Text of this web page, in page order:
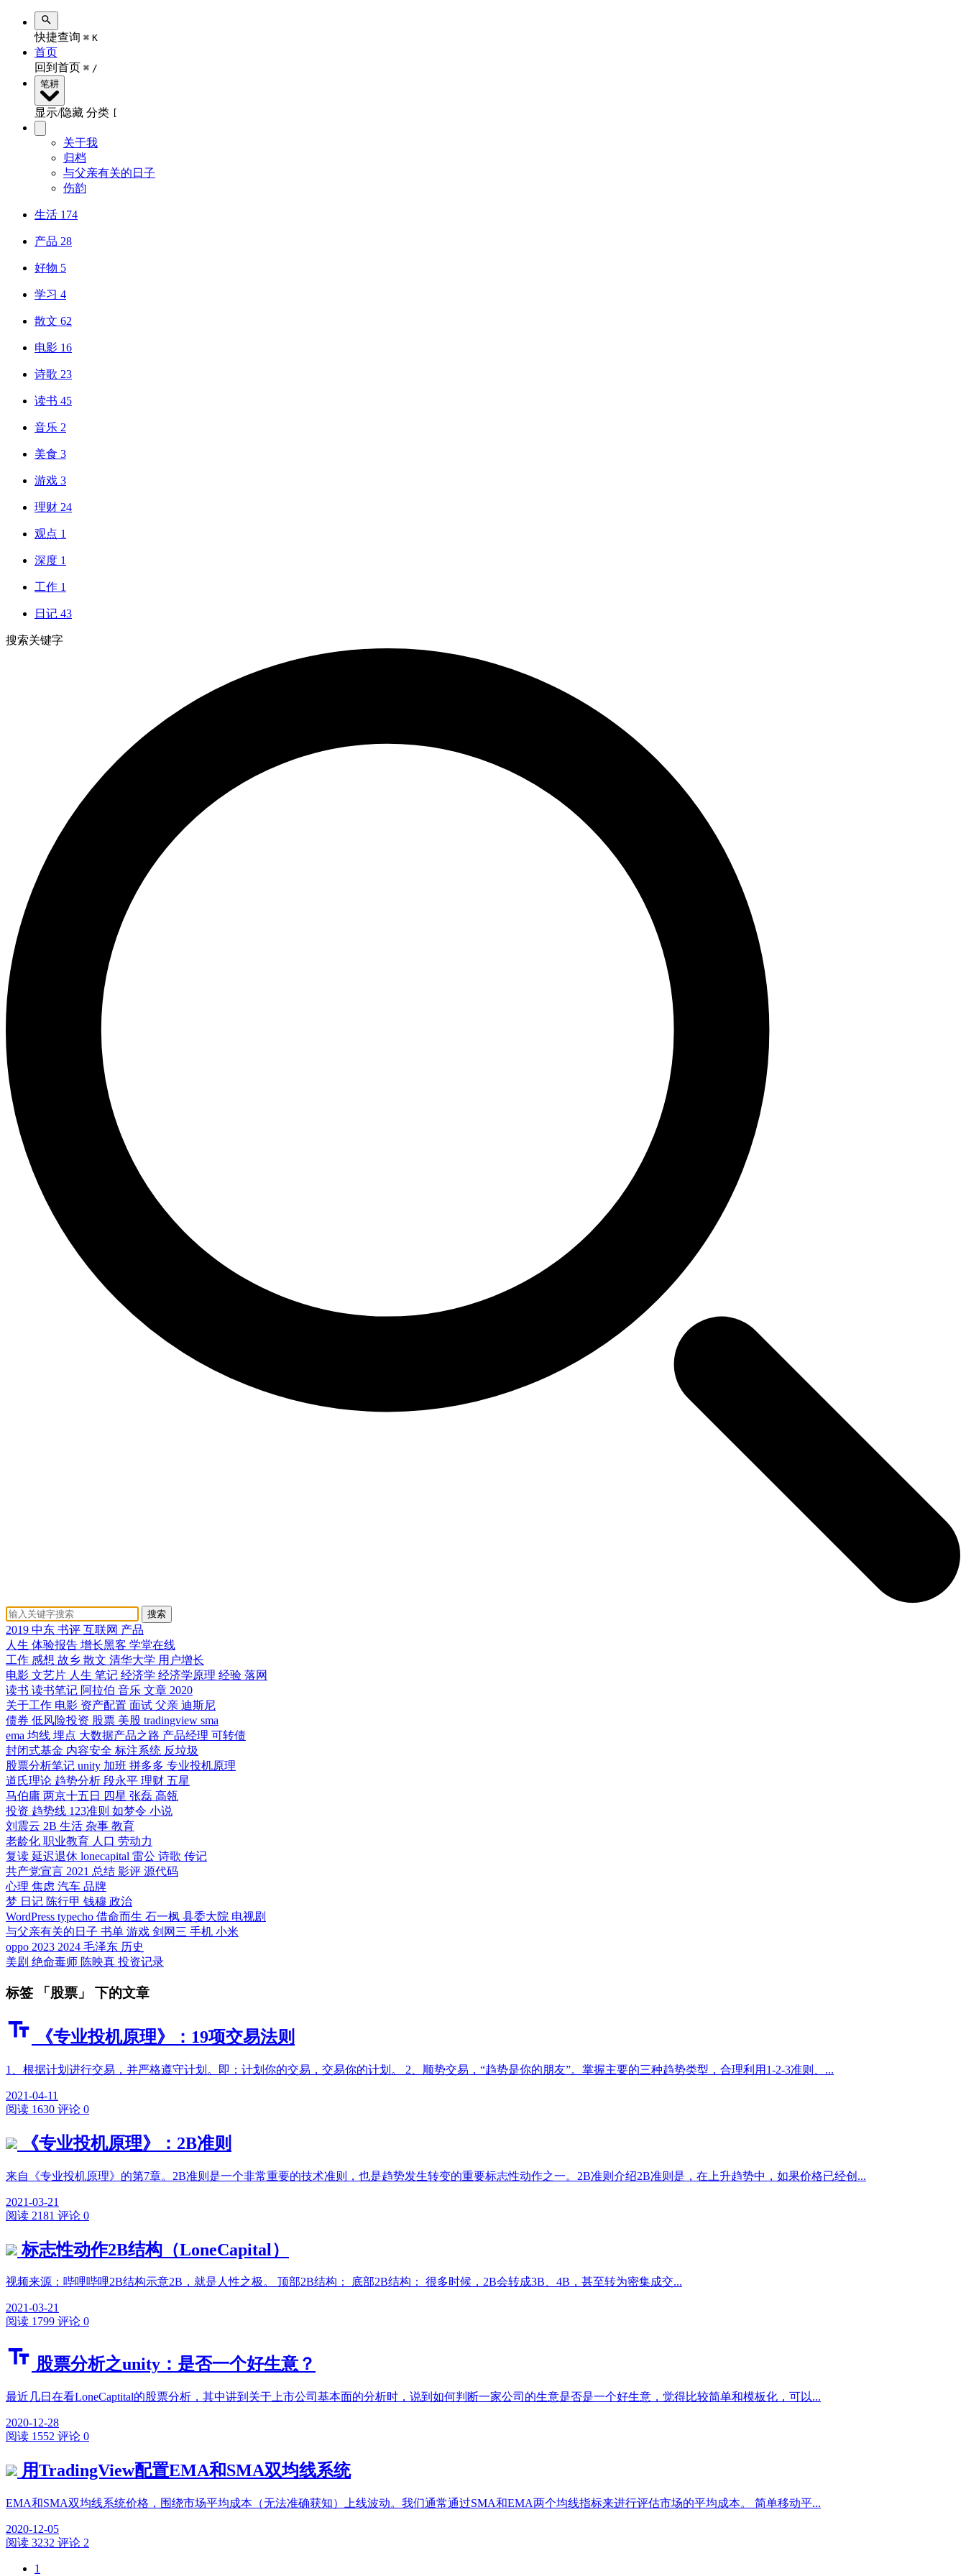
快捷查询 ⌘ K
首页
回到首页 ⌘ /
笔耕
显示/隐藏 分类
关于我
归档
与父亲有关的日子
伤韵
生活 174
产品 28
好物 5
学习 4
散文 62
电影 16
诗歌 23
读书 45
音乐 2
美食 3
游戏 3
理财 24
观点 1
深度 1
工作 1
日记 43
搜索关键字
搜索
2019 中东 书评 互联网 产品
人生 体验报告 增长黑客 学堂在线
工作 感想 故乡 散文 清华大学 用户增长
电影 文艺片 人生 笔记 经济学 经济学原理 经验 落网
读书 读书笔记 阿拉伯 音乐 文章 2020
关于工作 电影 资产配置 面试 父亲 迪斯尼
债券 低风险投资 股票 美股 tradingview sma
ema 均线 埋点 大数据产品之路 产品经理 可转债
封闭式基金 内容安全 标注系统 反垃圾
股票分析笔记 unity 加班 拼多多 专业投机原理
道氏理论 趋势分析 段永平 理财 五星
马伯庸 两京十五日 四星 张磊 高瓴
投资 趋势线 123准则 如梦令 小说
刘震云 2B 生活 杂事 教育
老龄化 职业教育 人口 劳动力
复读 延迟退休 lonecapital 雷公 诗歌 传记
共产党宣言 2021 总结 影评 源代码
心理 焦虑 汽车 品牌
梦 日记 陈行甲 钱穆 政治
WordPress typecho 借命而生 石一枫 县委大院 电视剧
与父亲有关的日子 书单 游戏 剑网三 手机 小米
oppo 2023 2024 毛泽东 历史
美剧 绝命毒师 陈映真 投资记录
标签 「股票」 下的文章
《专业投机原理》：19项交易法则
1、根据计划进行交易，并严格遵守计划。即：计划你的交易，交易你的计划。 2、顺势交易，“趋势是你的朋友”。掌握主要的三种趋势类型，合理利用1-2-3准则、...
2021-04-11
阅读 1630 评论 0
《专业投机原理》：2B准则
来自《专业投机原理》的第7章。2B准则是一个非常重要的技术准则，也是趋势发生转变的重要标志性动作之一。2B准则介绍2B准则是，在上升趋势中，如果价格已经创...
2021-03-21
阅读 2181 评论 0
标志性动作2B结构（LoneCapital）
视频来源：哔哩哔哩2B结构示意2B，就是人性之极。 顶部2B结构： 底部2B结构： 很多时候，2B会转成3B、4B，甚至转为密集成交...
2021-03-21
阅读 1799 评论 0
股票分析之unity：是否一个好生意？
最近几日在看LoneCaptital的股票分析，其中讲到关于上市公司基本面的分析时，说到如何判断一家公司的生意是否是一个好生意，觉得比较简单和模板化，可以...
2020-12-28
阅读 1552 评论 0
用TradingView配置EMA和SMA双均线系统
EMA和SMA双均线系统价格，围绕市场平均成本（无法准确获知）上线波动。我们通常通过SMA和EMA两个均线指标来进行评估市场的平均成本。 简单移动平...
2020-12-05
阅读 3232 评论 2
1